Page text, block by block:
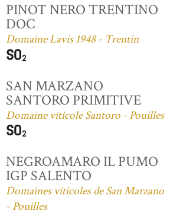
PINOT NERO TRENTINO
DOC
Domaine Lavis 1948 - Trentin
SAN MARZANO
SANTORO PRIMITIVE
Domaine viticole Santoro - Pouilles
NEGROAMARO IL PUMO
IGP SALENTO
Domaines viticoles de San Marzano
- Pouilles